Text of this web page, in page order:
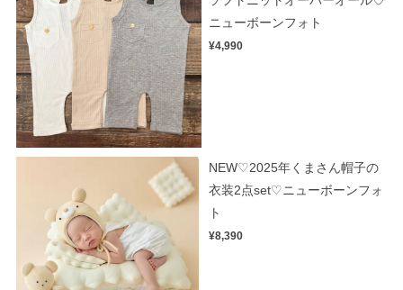
ニューボーンフォト
¥4,990
NEW♡2025年くまさん帽子の
衣装2点set♡ニューボーンフォ
ト
¥8,390